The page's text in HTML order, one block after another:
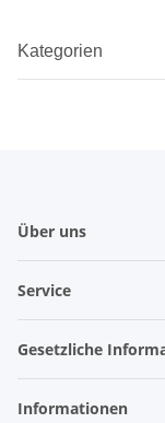
Kategorien
Über uns
Service
Gesetzliche
Informationen